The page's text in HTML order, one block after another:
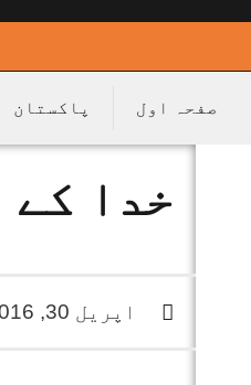
صفحہ اول پاکستان
خدا کے
اپریل 30, 2016